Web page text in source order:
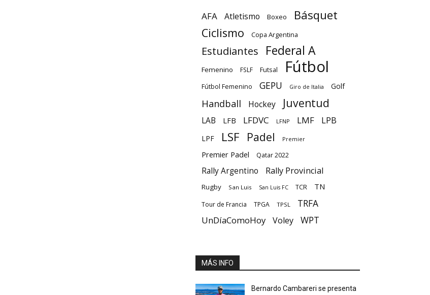
AFA Atletismo Boxeo Básquet
Ciclismo Copa Argentina
Estudiantes Federal A
Femenino FSLF Futsal Fútbol
Fútbol Femenino GEPU Giro de Italia Golf
Handball Hockey Juventud
LAB LFB LFDVC LFNP LMF LPB
LPF LSF Padel Premier
Premier Padel Qatar 2022
Rally Argentino Rally Provincial
Rugby San Luis San Luis FC TCR TN
Tour de Francia TPGA TPSL TRFA
UnDíaComoHoy Voley WPT
MÁS INFO
Bernardo Cambareri se presenta